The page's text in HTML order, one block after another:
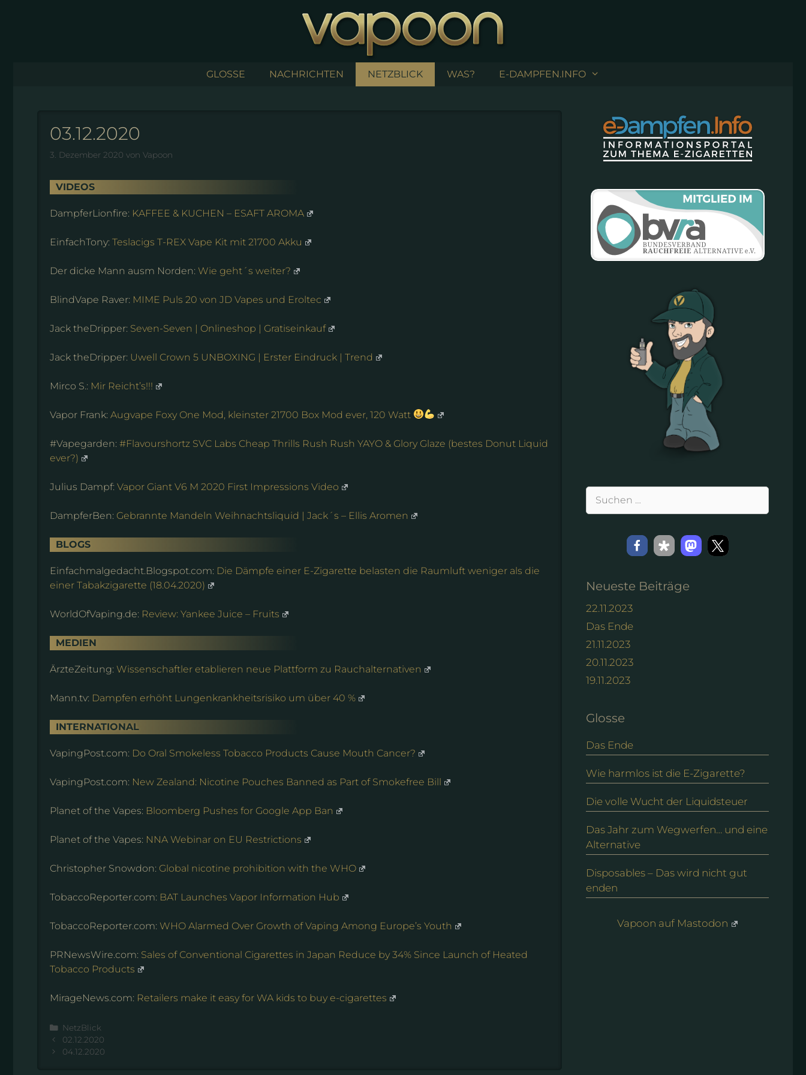
GLOSSE NACHRICHTEN NETZBLICK WAS? E-DAMPFEN.INFO
03.12.2020
3. Dezember 2020 von Vapoon
VIDEOS
DampferLionfire: KAFFEE & KUCHEN – ESAFT AROMA
EinfachTony: Teslacigs T-REX Vape Kit mit 21700 Akku
Der dicke Mann ausm Norden: Wie geht´s weiter?
BlindVape Raver: MIME Puls 20 von JD Vapes und Eroltec
Jack theDripper: Seven-Seven | Onlineshop | Gratiseinkauf
Jack theDripper: Uwell Crown 5 UNBOXING | Erster Eindruck | Trend
Mirco S.: Mir Reicht’s!!!
Vapor Frank: Augvape Foxy One Mod, kleinster 21700 Box Mod ever, 120 Watt
#Vapegarden: #Flavourshortz SVC Labs Cheap Thrills Rush Rush YAYO & Glory Glaze (bestes Donut Liquid
ever?)
Julius Dampf: Vapor Giant V6 M 2020 First Impressions Video
DampferBen: Gebrannte Mandeln Weihnachtsliquid | Jack´s – Ellis Aromen
BLOGS
Einfachmalgedacht.Blogspot.com: Die Dämpfe einer E-Zigarette belasten die Raumluft weniger als die
einer Tabakzigarette (18.04.2020)
WorldOfVaping.de: Review: Yankee Juice – Fruits
MEDIEN
ÄrzteZeitung: Wissenschaftler etablieren neue Plattform zu Rauchalternativen
Mann.tv: Dampfen erhöht Lungenkrankheitsrisiko um über 40 %
INTERNATIONAL
VapingPost.com: Do Oral Smokeless Tobacco Products Cause Mouth Cancer?
VapingPost.com: New Zealand: Nicotine Pouches Banned as Part of Smokefree Bill
Planet of the Vapes: Bloomberg Pushes for Google App Ban
Planet of the Vapes: NNA Webinar on EU Restrictions
Christopher Snowdon: Global nicotine prohibition with the WHO
TobaccoReporter.com: BAT Launches Vapor Information Hub
TobaccoReporter.com: WHO Alarmed Over Growth of Vaping Among Europe’s Youth
PRNewsWire.com: Sales of Conventional Cigarettes in Japan Reduce by 34% Since Launch of Heated
Tobacco Products
MirageNews.com: Retailers make it easy for WA kids to buy e-cigarettes
Kategorien
NetzBlick
02.12.2020
04.12.2020
Suchen
Neueste Beiträge
22.11.2023
Das Ende
21.11.2023
20.11.2023
19.11.2023
Glosse
Das Ende
Wie harmlos ist die E-Zigarette?
Die volle Wucht der Liquidsteuer
Das Jahr zum Wegwerfen… und eine
Alternative
Disposables – Das wird nicht gut
enden
Vapoon auf Mastodon